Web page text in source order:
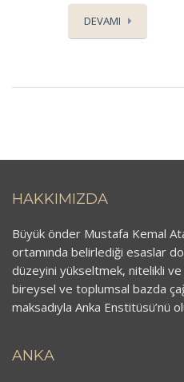
DEVAMI
HAKKIMIZDA
Büyük önder Mustafa Kemal
ortamında belirlediği esaslar
düzeyini yükseltmek, nitelikli
bireysel ve toplumsal bazda
maksadıyla Anka Enstitüsü’nü
ANKA